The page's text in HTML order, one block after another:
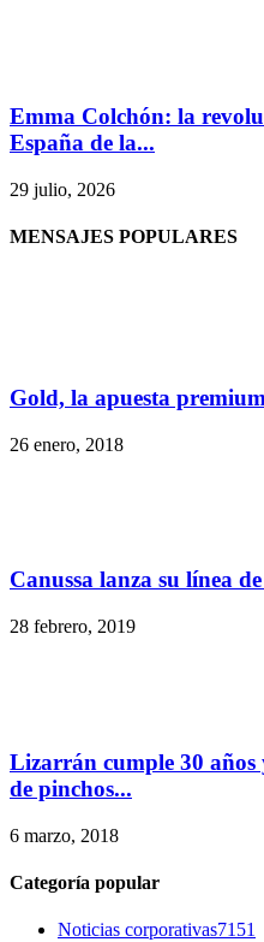
Emma Colchón: la
España de la...
29 julio, 2026
MENSAJES POPULARES
Gold, la apuesta
26 enero, 2018
Canussa lanza su línea
28 febrero, 2019
Lizarrán cumple 30 años
de pinchos...
6 marzo, 2018
Categoría popular
Noticias corporativas7151